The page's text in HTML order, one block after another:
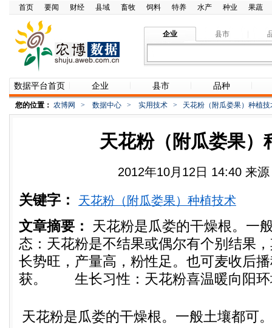
首页 要闻 财经 县域 畜牧 饲料 特养 水产 种业 果蔬
企业 县市
数据平台首页 企业 县市 品种
您的位置： 农博网 > 数据中心 > 实用技术 > 天花粉（附瓜娄果）种植技
天花粉（附瓜娄果）
2012年10月12日 14:40 来
关键字： 天花粉（附瓜娄果）种植技术
文章摘要：
天花粉是瓜娄的干燥根。
态：天花粉是不结果或偶尔有个别结果
长势旺，产量高，粉性足。也可麦收后
获。 生长习性：天花粉喜温暖向阳环
天花粉是瓜娄的干燥根。一般土壤都可